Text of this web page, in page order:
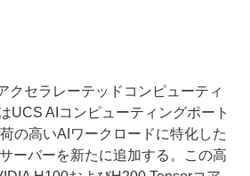
セラレーテッドコンピューティ
UCS AIコンピューティングポート
の高いAIワークロードに特化した
ーバーを新たに追加する。この高